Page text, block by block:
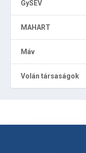
GySEV
MAHART
Máv
Volán társaságok